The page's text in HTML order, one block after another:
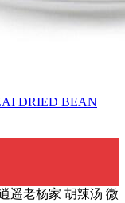
DRIED BEAN
遥老杨家 胡辣汤 微